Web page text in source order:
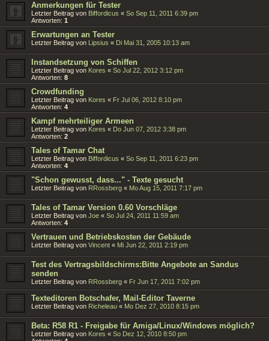
Anmerkungen für Tester
Letzter Beitrag von Biffordicus « So Sep 11, 2011 6:39 pm
Antworten: 1
Erwartungen an Tester
Letzter Beitrag von Lipsius « Di Mai 31, 2005 10:13 am
Instandsetzung von Schiffen
Letzter Beitrag von Kores « So Jul 22, 2012 3:12 pm
Antworten: 8
Crowdfunding
Letzter Beitrag von Kores « Fr Jul 06, 2012 8:10 pm
Antworten: 4
Kampf mehrteiliger Armeen
Letzter Beitrag von Kores « Do Jun 07, 2012 3:38 pm
Antworten: 2
Tales of Tamar Chat
Letzter Beitrag von Biffordicus « So Sep 11, 2011 6:23 pm
Antworten: 4
"Schon gewusst, dass..." - Texte gesucht
Letzter Beitrag von RRossberg « Mo Aug 15, 2011 7:17 pm
Tales of Tamar Version 0.60 Vorschläge
Letzter Beitrag von Joe « So Jul 24, 2011 11:59 am
Antworten: 4
Vertrauen und Betriebskosten der Gebäude
Letzter Beitrag von Vincent « Mi Jun 22, 2011 2:19 pm
Test des Vertragsbildschirms:Bitte Angebote an Sandus
senden
Letzter Beitrag von RRossberg « Fr Jun 17, 2011 7:02 pm
Texteditoren Botschafer, Mail-Editor Taverne
Letzter Beitrag von Richeleau « Mo Dez 27, 2010 8:15 pm
Beta: R58 R1 - Freigabe für Amiga/Linux/Windows möglich?
Letzter Beitrag von Kores « So Dez 12, 2010 8:50 pm